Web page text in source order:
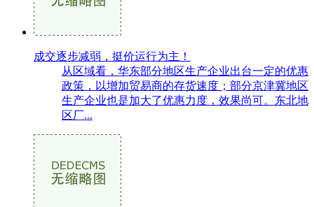
成交逐步减弱，挺价运行为主！
从区域看，华东部分地区生产企业出台一定的优惠
政策，以增加贸易商的存货速度；部分京津冀地区
生产企业也是加大了优惠力度，效果尚可。东北地
区厂...